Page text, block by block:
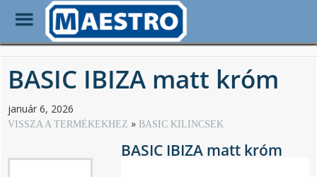
Skip
main
Toggle
Menu
BASIC IBIZA matt króm
január 6, 2026
VISSZA A TERMÉKEKHEZ BASIC KILINCSEK
BASIC IBIZA matt króm